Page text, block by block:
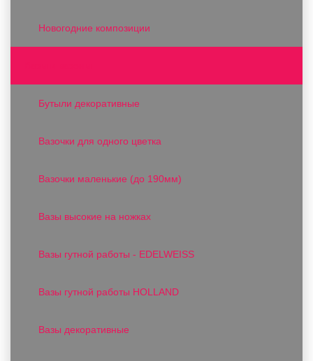
Новогодние композиции
Бутыли декоративные
Вазочки для одного цветка
Вазочки маленькие (до 190мм)
Вазы высокие на ножках
Вазы гутной работы - EDELWEISS
Вазы гутной работы HOLLAND
Вазы декоративные